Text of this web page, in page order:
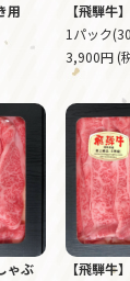
用
【飛騨牛
1パック
3,900円 (
ゃぶ
【飛騨牛